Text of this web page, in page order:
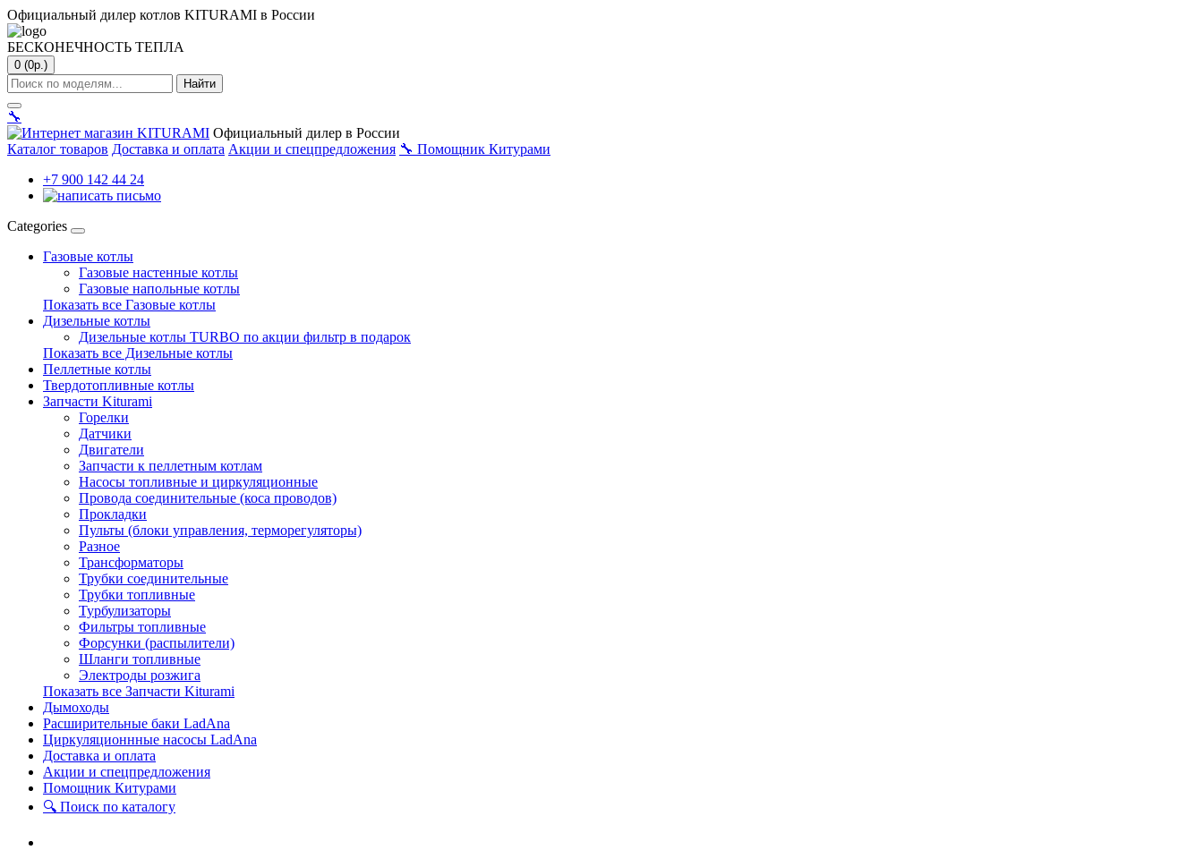
Официальный дилер котлов KITURAMI в России
БЕСКОНЕЧНОСТЬ ТЕПЛА
0 (0р.)
Найти
🔧
Официальный дилер в России
Каталог товаров Доставка и оплата Акции и спецпредложения 🔧 Помощник Китурами
+7 900 142 44 24
Categories
Газовые котлы
Газовые настенные котлы
Газовые напольные котлы
Показать все Газовые котлы
Дизельные котлы
Дизельные котлы TURBO по акции фильтр в подарок
Показать все Дизельные котлы
Пеллетные котлы
Твердотопливные котлы
Запчасти Kiturami
Горелки
Датчики
Двигатели
Запчасти к пеллетным котлам
Насосы топливные и циркуляционные
Провода соединительные (коса проводов)
Прокладки
Пульты (блоки управления, терморегуляторы)
Разное
Трансформаторы
Трубки соединительные
Трубки топливные
Турбулизаторы
Фильтры топливные
Форсунки (распылители)
Шланги топливные
Электроды розжига
Показать все Запчасти Kiturami
Дымоходы
Расширительные баки LadAna
Циркуляционнные насосы LadAna
Доставка и оплата
Акции и спецпредложения
Помощник Китурами
🔍 Поиск по каталогу